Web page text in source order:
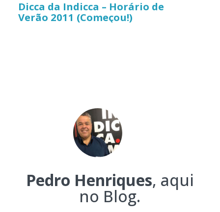
Dicca da Indicca – Horário de
Verão 2011 (Começou!)
Pedro Henriques, aqui
no Blog.